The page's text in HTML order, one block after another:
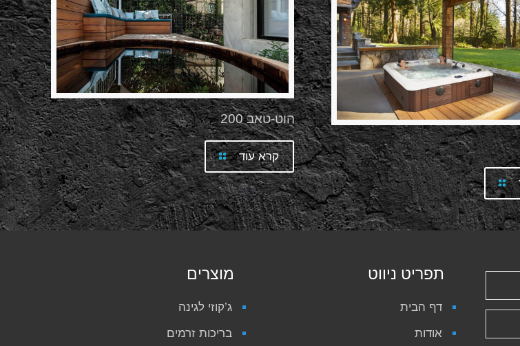
הוט-טאב 200
קרא עוד
תפריט ניווט
דף הבית
אודות
מוצרים
ג’קוזי לגינה
בריכות זרמים